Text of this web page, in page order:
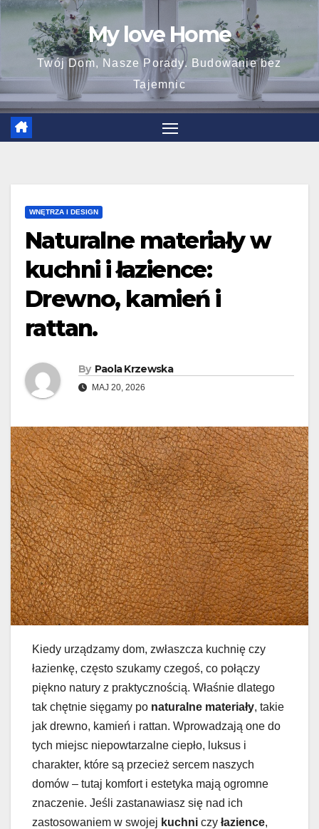
Skip
content
My love Home
Twój Dom, Nasze Porady. Budowanie bez
Tajemnic
WNĘTRZA I DESIGN
Naturalne materiały w
kuchni i łazience:
Drewno, kamień i
rattan.
By Paola Krzewska
MAJ 20, 2026
Kiedy urządzamy dom, zwłaszcza kuchnię czy
łazienkę, często szukamy czegoś, co połączy
piękno natury z praktycznością. Właśnie dlatego
tak chętnie sięgamy po naturalne materiały, takie
jak drewno, kamień i rattan. Wprowadzają one do
tych miejsc niepowtarzalne ciepło, luksus i
charakter, które są przecież sercem naszych
domów – tutaj komfort i estetyka mają ogromne
znaczenie. Jeśli zastanawiasz się nad ich
zastosowaniem w swojej kuchni czy łazience,